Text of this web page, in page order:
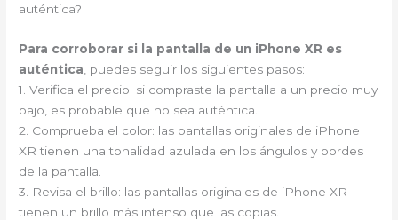
auténtica?
Para corroborar si la pantalla de un iPhone XR es
auténtica , puedes seguir los siguientes pasos:
1. Verifica el precio: si compraste la pantalla a un precio muy
bajo, es probable que no sea auténtica.
2. Comprueba el color: las pantallas originales de iPhone
XR tienen una tonalidad azulada en los ángulos y bordes
de la pantalla.
3. Revisa el brillo: las pantallas originales de iPhone XR
tienen un brillo más intenso que las copias.